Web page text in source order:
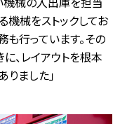
機械をストックしてお
も行っています。その
、レイアウトを根本
りました」